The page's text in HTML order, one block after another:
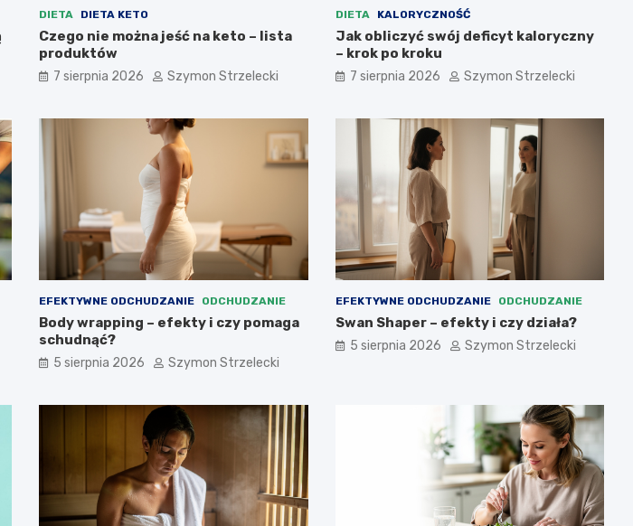
DIETA DIETA KETO
Czego nie można jeść na keto – lista
produktów
7 sierpnia 2026 Szymon Strzelecki
DIETA KALORYCZNOŚĆ
Jak obliczyć swój deficyt kaloryczny
– krok po kroku
7 sierpnia 2026 Szymon Strzelecki
EFEKTYWNE ODCHUDZANIE ODCHUDZANIE
Body wrapping – efekty i czy pomaga
schudnąć?
5 sierpnia 2026 Szymon Strzelecki
EFEKTYWNE ODCHUDZANIE ODCHUDZANIE
Swan Shaper – efekty i czy działa?
5 sierpnia 2026 Szymon Strzelecki